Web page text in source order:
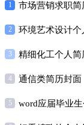
1 市场营销求职
2 环境艺术设计
3 精细化工个人
4 通信类简历封面
5 word应届毕业